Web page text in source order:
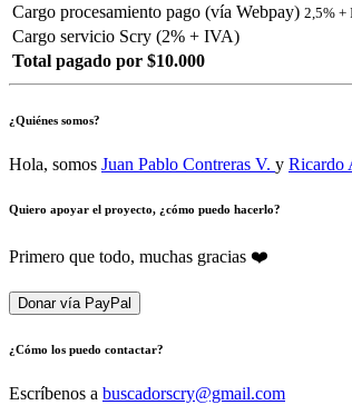
Cargo procesamiento pago (vía Webpay) 2,5% +
Cargo servicio Scry (2% + IVA)
Total pagado por $10.000
¿Quiénes somos?
Hola, somos Juan Pablo Contreras V. y Ricardo
Quiero apoyar el proyecto, ¿cómo puedo hacerlo?
Primero que todo, muchas gracias ❤️
Donar vía PayPal
¿Cómo los puedo contactar?
Escríbenos a buscadorscry@gmail.com